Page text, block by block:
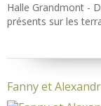
Halle Grandmont -
présents sur les
Fanny et